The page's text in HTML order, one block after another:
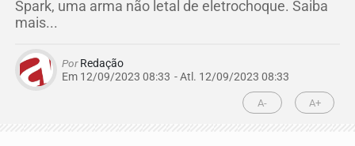
Spark, uma arma não letal de eletrochoque. Saiba
mais...
PorRedação
Em 12/09/2023 08:33 - Atl. 12/09/2023 08:33
A- A+